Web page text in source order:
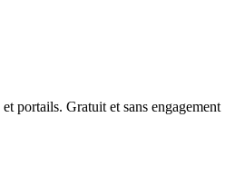
portails. Gratuit et sans engagement